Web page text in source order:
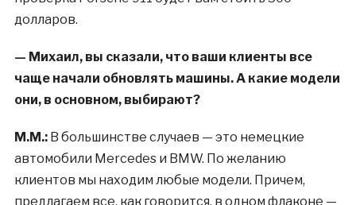
долларов.
— Михаил, вы сказали, что ваши клиенты все
чаще начали обновлять машины. А какие модели
они, в основном, выбирают?
М.М.:В большинстве случаев — это немецкие
автомобили Mercedes и BMW. По желанию
клиентов мы находим любые модели. Причем,
предлагаем все, как говорится, в одном флаконе —